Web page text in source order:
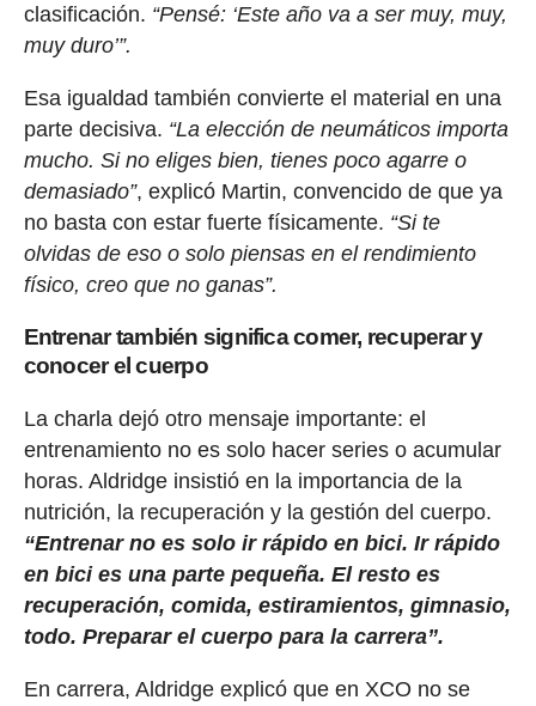
clasificación. “Pensé: ‘Este año va a ser muy, muy,
muy duro’”.
Esa igualdad también convierte el material en una
parte decisiva. “La elección de neumáticos importa
mucho. Si no eliges bien, tienes poco agarre o
demasiado”, explicó Martin, convencido de que ya
no basta con estar fuerte físicamente. “Si te
olvidas de eso o solo piensas en el rendimiento
físico, creo que no ganas”.
Entrenar también significa comer, recuperar y
conocer el cuerpo
La charla dejó otro mensaje importante: el
entrenamiento no es solo hacer series o acumular
horas. Aldridge insistió en la importancia de la
nutrición, la recuperación y la gestión del cuerpo.
“Entrenar no es solo ir rápido en bici. Ir rápido
en bici es una parte pequeña. El resto es
recuperación, comida, estiramientos, gimnasio,
todo. Preparar el cuerpo para la carrera”.
En carrera, Aldridge explicó que en XCO no se